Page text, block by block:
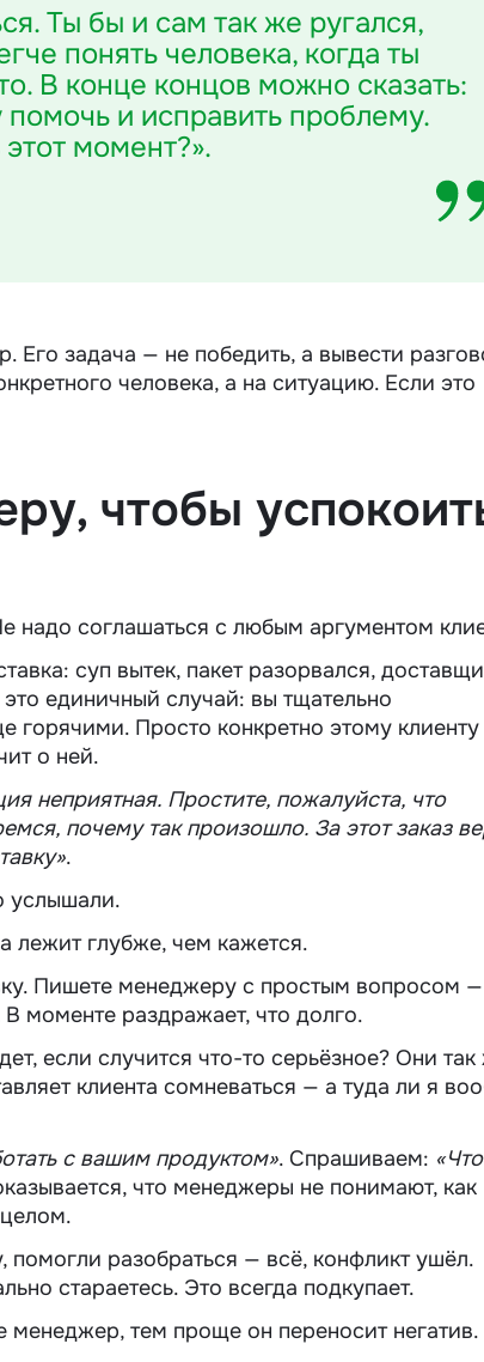
Ты бы и сам так же ругался,
понять человека, когда ты
В конце концов можно сказать:
и исправить проблему.
момент?».
задача — не победить, а вывести
человека, а на ситуацию. Если это
чтобы
надо соглашаться с любым аргументом
суп вытек, пакет разорвался,
единичный случай: вы тщательно
Просто конкретно этому клиенту
о ней.
неприятная. Простите, пожалуйста, что
почему так произошло. За этот заказ
.
услышали.
лежит глубже, чем кажется.
Пишете менеджеру с простым вопросом —
моменте раздражает, что долго.
если случится что-то серьёзное? Они
клиента сомневаться — а туда ли я
с вашим продуктом». Спрашиваем: «Что
что менеджеры не понимают, как
разобраться — всё, конфликт ушёл.
стараетесь. Это всегда подкупает.
менеджер, тем проще он переносит негатив.